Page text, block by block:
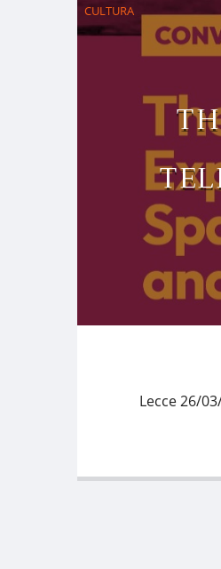
CULTURA
Lecce 26/